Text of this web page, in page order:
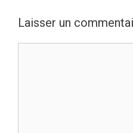
Laisser un